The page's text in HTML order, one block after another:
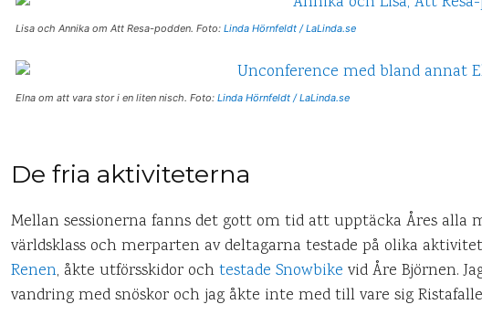
Lisa och Annika om Att Resa-podden. Foto: Linda Hörnfeldt / LaLinda.se
Elna om att vara stor i en liten nisch. Foto: Linda Hörnfeldt / LaLinda.se
De fria aktiviteterna
Mellan sessionerna fanns det gott om tid att upptäcka Åres
världsklass och merparten av deltagarna testade på olika
Renen, åkte utförsskidor ochtestade Snowbike vid Åre Björnen.
vandring med snöskor och jag åkte inte med till vare sig